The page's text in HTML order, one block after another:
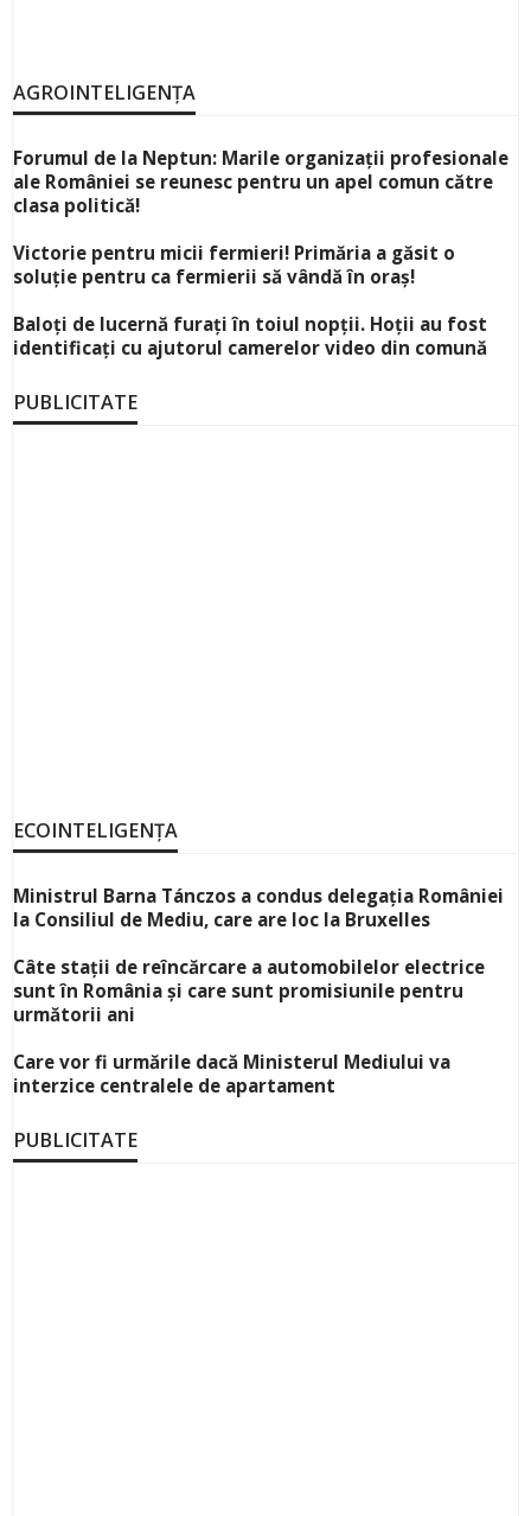
AGROINTELIGENȚA
Forumul de la Neptun: Marile organizații profesionale
ale României se reunesc pentru un apel comun către
clasa politică!
Victorie pentru micii fermieri! Primăria a găsit o
soluție pentru ca fermierii să vândă în oraș!
Baloți de lucernă furați în toiul nopții. Hoții au fost
identificați cu ajutorul camerelor video din comună
PUBLICITATE
ECOINTELIGENȚA
Ministrul Barna Tánczos a condus delegația României
la Consiliul de Mediu, care are loc la Bruxelles
Câte stații de reîncărcare a automobilelor electrice
sunt în România și care sunt promisiunile pentru
următorii ani
Care vor fi urmările dacă Ministerul Mediului va
interzice centralele de apartament
PUBLICITATE